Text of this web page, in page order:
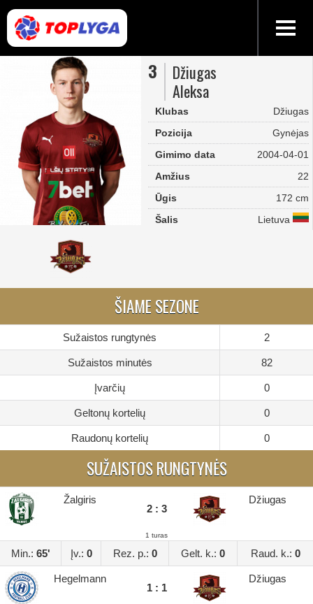
3
Džiugas
Aleksa
Klubas
Džiugas
Pozicija
Gynėjas
Gimimo data
2004-04-01
Amžius
22
Ūgis
172 cm
Šalis
Lietuva
ŠIAME SEZONE
Sužaistos rungtynės 2
Sužaistos minutės 82
Įvarčių 0
Geltonų kortelių 0
Raudonų kortelių 0
SUŽAISTOS RUNGTYNĖS
Žalgiris
2 : 3
Džiugas
1 turas
Min.: 65' Įv.: 0 Rez. p.: 0 Gelt. k.: 0 Raud. k.: 0
Hegelmann
1 : 1
Džiugas